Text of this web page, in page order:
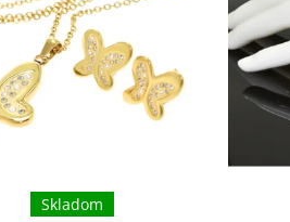
Skladom